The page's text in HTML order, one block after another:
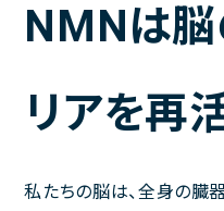
プライバシーポリシー
熊本市東区西原1丁目1－1－1
NMNは脳
リアを再
私たちの脳は、全身の臓